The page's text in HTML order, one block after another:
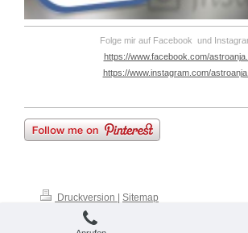
Folge mir auf Facebook und
https://www.facebook.com/
https://www.instagram.com/
Druckversion | Sitemap
© Astrologie